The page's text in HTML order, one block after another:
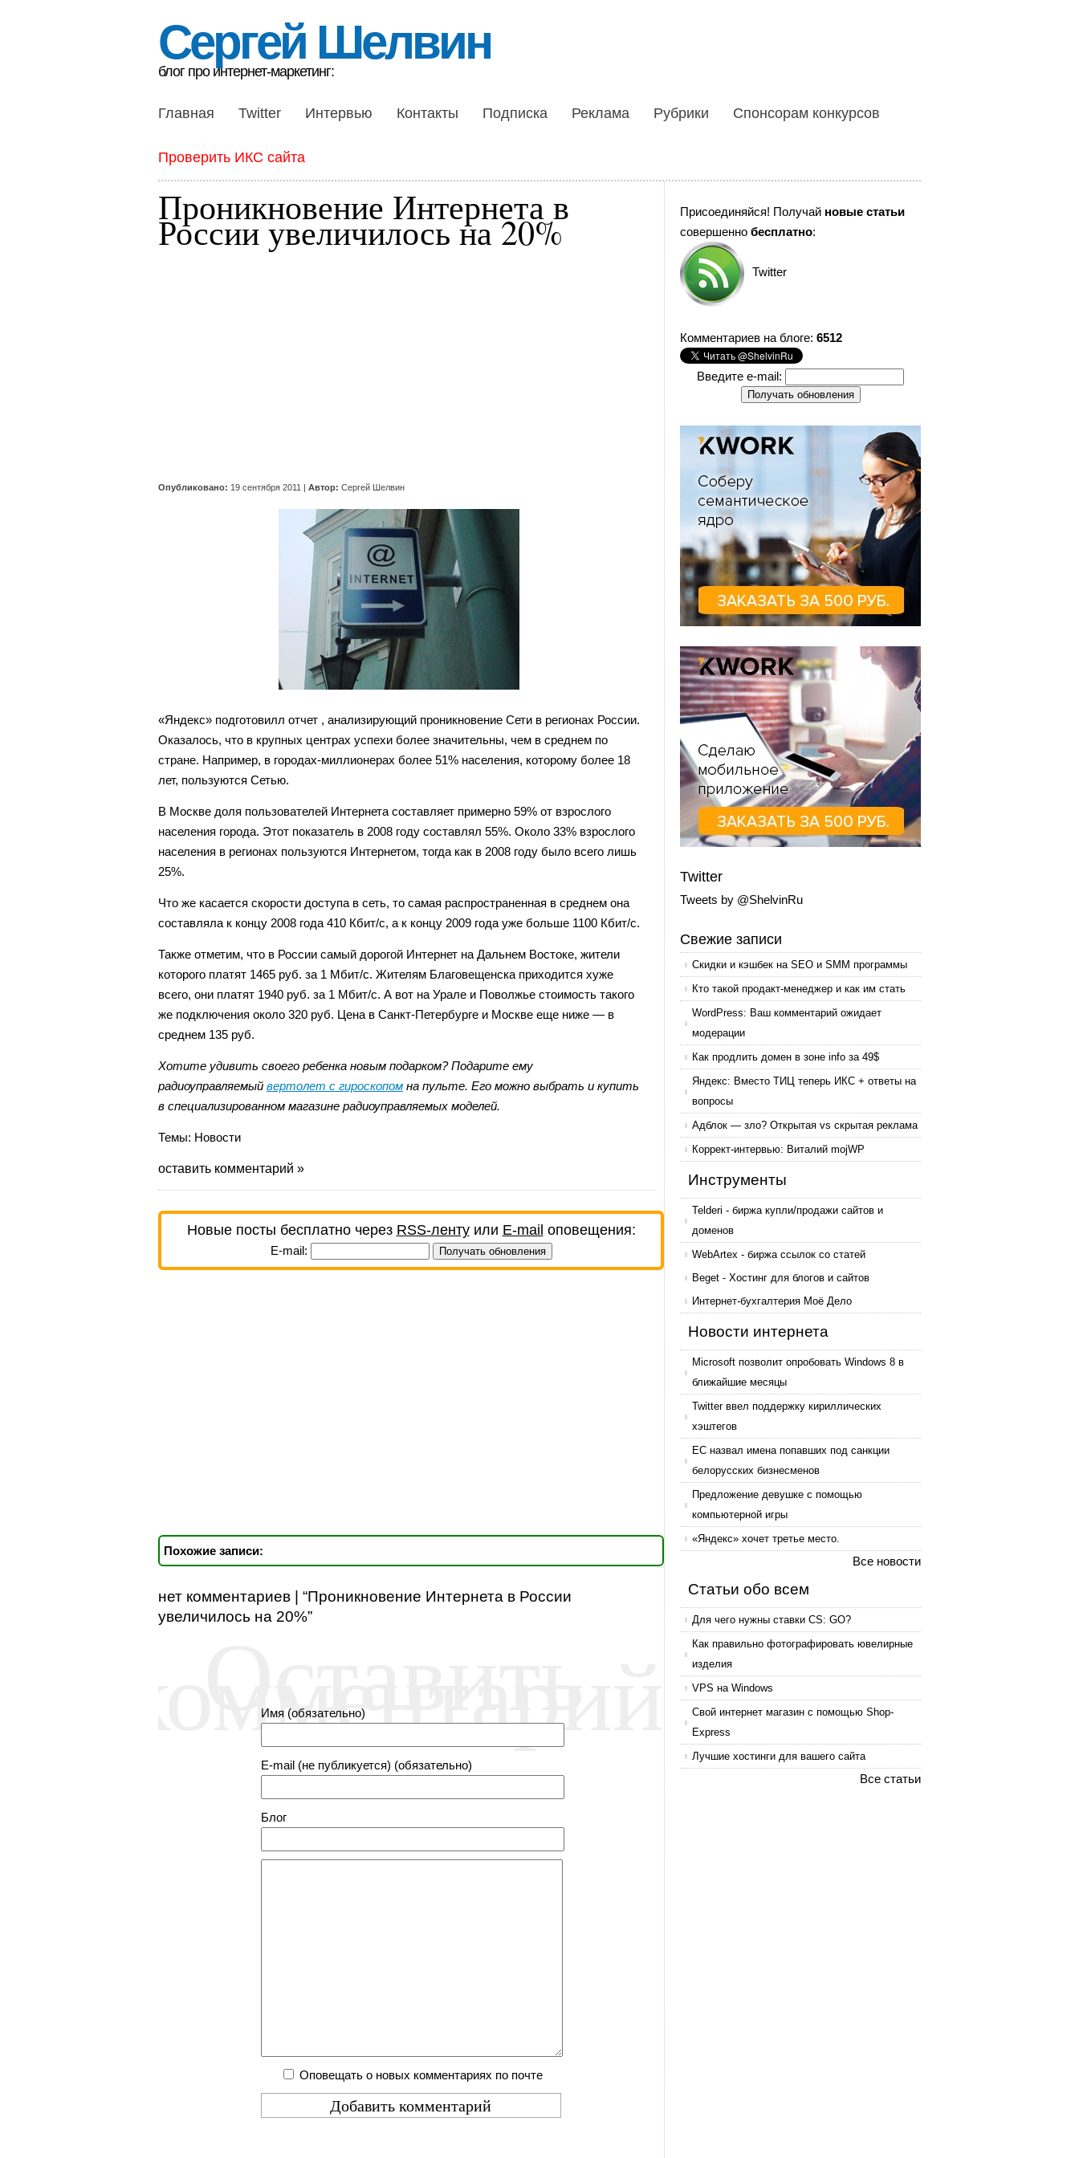
Сергей Шелвин
блог про интернет-маркетинг:
Главная Twitter Интервью Контакты Подписка Реклама Рубрики Спонсорам конкурсов
Проверить ИКС сайта
Проникновение Интернета в
России увеличилось на 20%
Опубликовано: 19 сентября 2011 | Автор: Сергей Шелвин
«Яндекс» подготовилл отчет , анализирующий проникновение Сети в регионах России.
Оказалось, что в крупных центрах успехи более значительны, чем в среднем по
стране. Например, в городах-миллионерах более 51% населения, которому более 18
лет, пользуются Сетью.
В Москве доля пользователей Интернета составляет примерно 59% от взрослого
населения города. Этот показатель в 2008 году составлял 55%. Около 33% взрослого
населения в регионах пользуются Интернетом, тогда как в 2008 году было всего лишь
25%.
Что же касается скорости доступа в сеть, то самая распространенная в среднем она
составляла к концу 2008 года 410 Кбит/с, а к концу 2009 года уже больше 1100 Кбит/с.
Также отметим, что в России самый дорогой Интернет на Дальнем Востоке, жители
которого платят 1465 руб. за 1 Мбит/с. Жителям Благовещенска приходится хуже
всего, они платят 1940 руб. за 1 Мбит/с. А вот на Урале и Поволжье стоимость такого
же подключения около 320 руб. Цена в Санкт-Петербурге и Москве еще ниже — в
среднем 135 руб.
Хотите удивить своего ребенка новым подарком? Подарите ему
радиоуправляемый вертолет с гироскопом на пульте. Его можно выбрать и купить
в специализированном магазине радиоуправляемых моделей.
Темы: Новости
оставить комментарий »
Новые посты бесплатно через RSS-лентуили E-mail оповещения:
E-mail:
Похожие записи:
нет комментариев | “Проникновение Интернета в России
увеличилось на 20%”Оставить
комментарий
Имя (обязательно)
E-mail (не публикуется) (обязательно)
Блог
Оповещать о новых комментариях по почте
Присоединяйся! Получай новые статьи
совершенно бесплатно:
Twitter
Комментариев на блоге: 6512
Введите e-mail:
Twitter
Tweets by @ShelvinRu
Свежие записи
Скидки и кэшбек на SEO и SMM программы
Кто такой продакт-менеджер и как им стать
WordPress: Ваш комментарий ожидает
модерации
Как продлить домен в зоне info за 49$
Яндекс: Вместо ТИЦ теперь ИКС + ответы на
вопросы
Адблок — зло? Открытая vs скрытая реклама
Коррект-интервью: Виталий mojWP
Инструменты
Telderi - биржа купли/продажи сайтов и
доменов
WebArtex - биржа ссылок со статей
Beget - Хостинг для блогов и сайтов
Интернет-бухгалтерия Моё Дело
Новости интернета
Microsoft позволит опробовать Windows 8 в
ближайшие месяцы
Twitter ввел поддержку кириллических
хэштегов
ЕС назвал имена попавших под санкции
белорусских бизнесменов
Предложение девушке с помощью
компьютерной игры
«Яндекс» хочет третье место.
Все новости
Статьи обо всем
Для чего нужны ставки CS: GO?
Как правильно фотографировать ювелирные
изделия
VPS на Windows
Свой интернет магазин с помощью Shop-
Express
Лучшие хостинги для вашего сайта
Все статьи